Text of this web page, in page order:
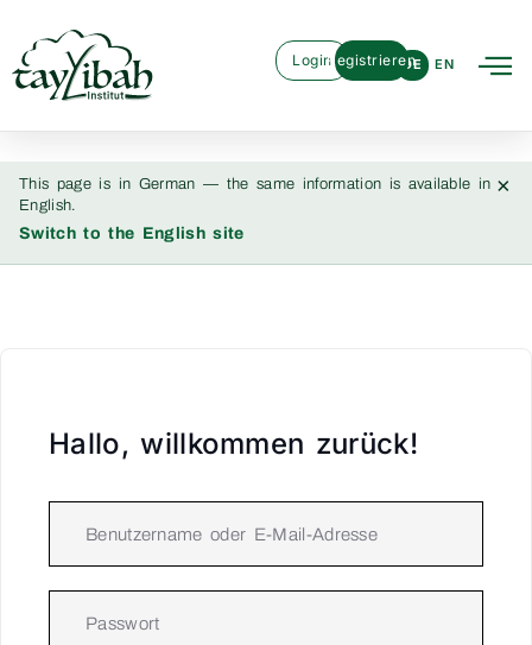
DE EN
LoginRegistrieren
This page is in German — the same information is available in
English.
Switch to the English site
×
Hallo, willkommen zurück!